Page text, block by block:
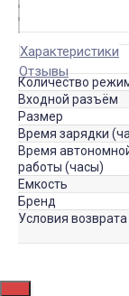
Характеристики
Отзывы
Количество
Входной разъём
Размер
Время зарядки
Время
работы (часы)
Емкость
Бренд
Условия возврата